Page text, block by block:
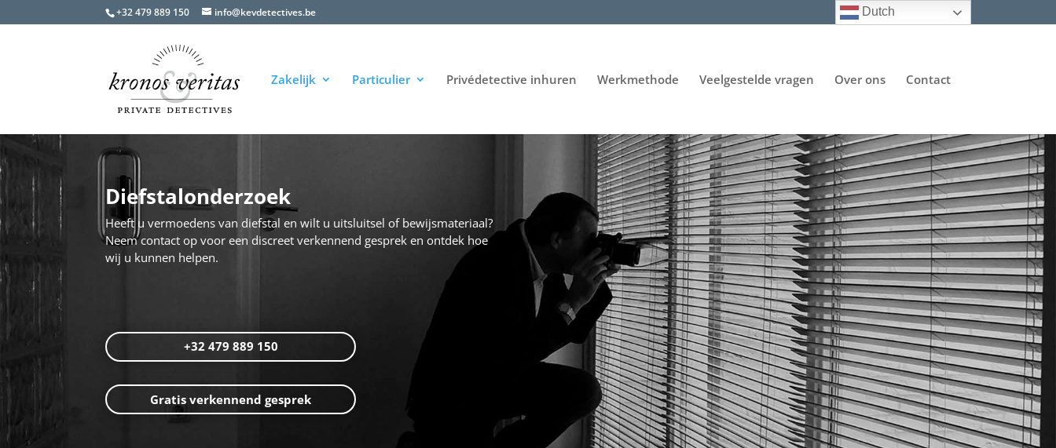
+32 479 889 150 info@kevdetectives.be
Zakelijk Particulier Privédetective inhuren Werkmethode Veelgestelde vragen Over ons Contact
Diefstalonderzoek
Heeft u vermoedens van diefstal en wilt u uitsluitsel of bewijsmateriaal?
Neem contact op voor een discreet verkennend gesprek en ontdek hoe
wij u kunnen helpen.
+32 479 889 150
Gratis verkennend gesprek
Dutch